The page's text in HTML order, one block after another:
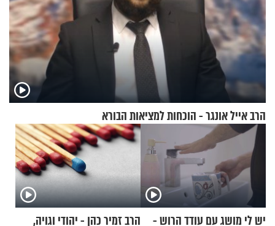
הרב אייל אונגר - הוכחות למציאות הבורא
יש לי מושג עם עודד הרוש -
הרב זמיר כהן - יהודי וגויה,